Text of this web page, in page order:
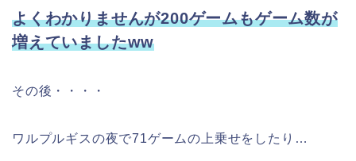
よくわかりませんが200ゲームもゲーム数が
増えていましたww
その後・・・・
ワルプルギスの夜で71ゲームの上乗せをしたり…